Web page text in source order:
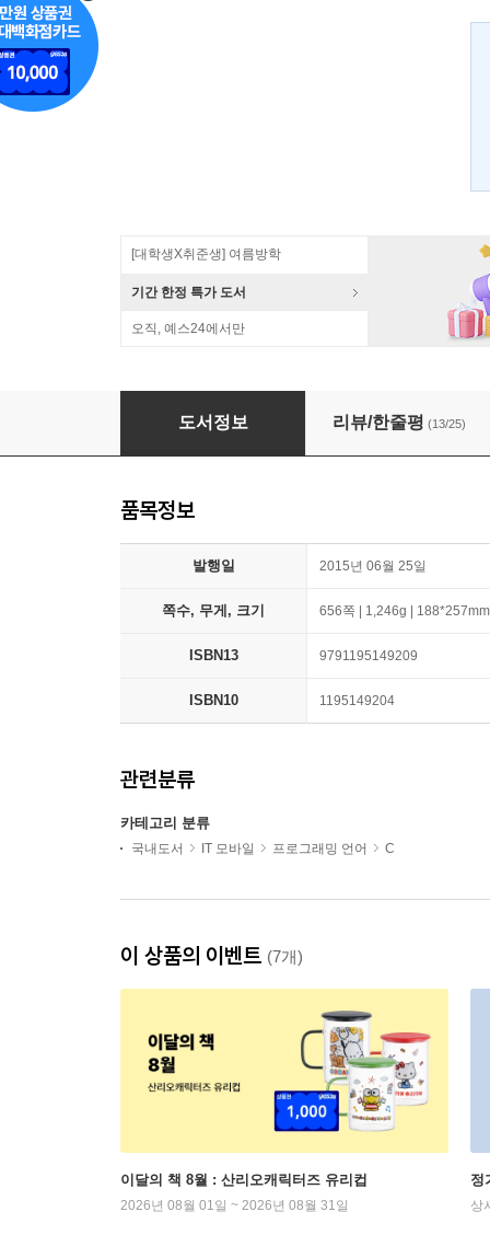
[대학생X취준생] 여름방학
기간 한정 특가 도서
오직, 예스24에서만
독하게 시작하는 C 프로그래밍
도서정보 리뷰/한줄평 (13/25)
품목정보
발행일 2015년 06월 25일
쪽수, 무게, 크기 656쪽 | 1,246g | 188*257mm
ISBN13 9791195149209
ISBN10 1195149204
관련분류
카테고리 분류
국내도서 IT 모바일 프로그래밍 언어 C
이 상품의 이벤트 (7개)
이달의 책 8월 : 산리오캐릭터즈 유리컵
2026년 08월 01일 ~ 2026년 08월 31일
정
상